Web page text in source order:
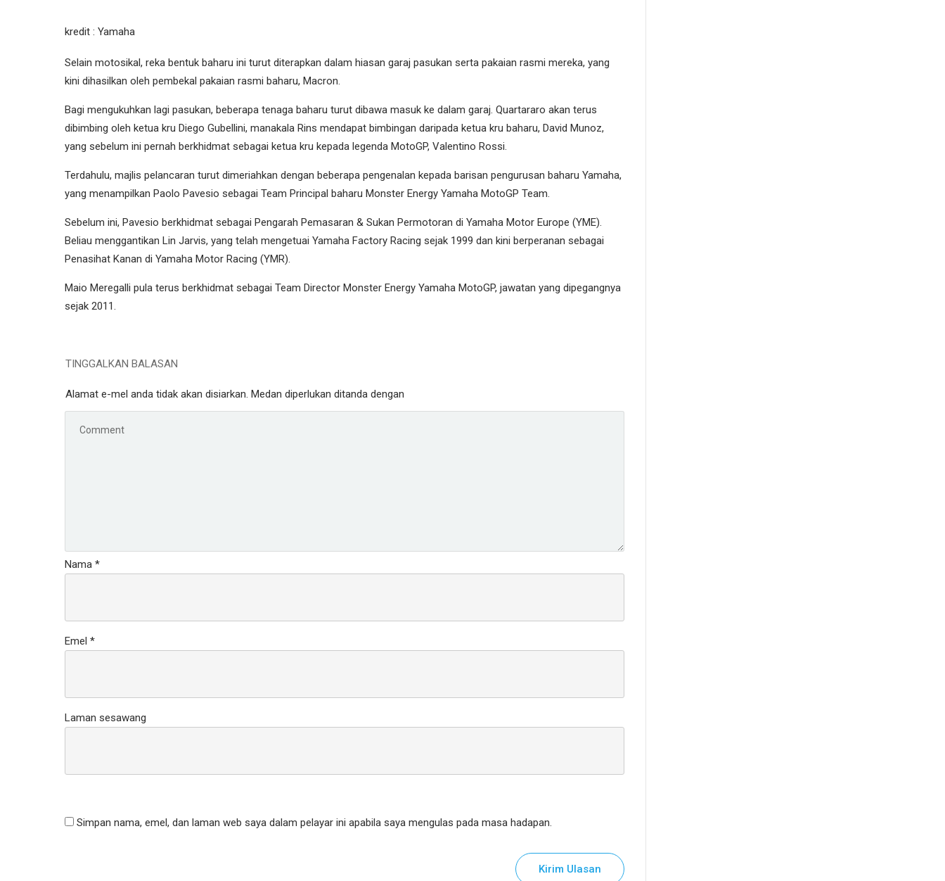
kredit : Yamaha
Selain motosikal, reka bentuk baharu ini turut diterapkan dalam hiasan garaj pasukan serta pakaian rasmi mereka, yang
kini dihasilkan oleh pembekal pakaian rasmi baharu, Macron.
Bagi mengukuhkan lagi pasukan, beberapa tenaga baharu turut dibawa masuk ke dalam garaj. Quartararo akan terus
dibimbing oleh ketua kru Diego Gubellini, manakala Rins mendapat bimbingan daripada ketua kru baharu, David Munoz,
yang sebelum ini pernah berkhidmat sebagai ketua kru kepada legenda MotoGP, Valentino Rossi.
Terdahulu, majlis pelancaran turut dimeriahkan dengan beberapa pengenalan kepada barisan pengurusan baharu Yamaha,
yang menampilkan Paolo Pavesio sebagai Team Principal baharu Monster Energy Yamaha MotoGP Team.
Sebelum ini, Pavesio berkhidmat sebagai Pengarah Pemasaran & Sukan Permotoran di Yamaha Motor Europe (YME).
Beliau menggantikan Lin Jarvis, yang telah mengetuai Yamaha Factory Racing sejak 1999 dan kini berperanan sebagai
Penasihat Kanan di Yamaha Motor Racing (YMR).
Maio Meregalli pula terus berkhidmat sebagai Team Director Monster Energy Yamaha MotoGP, jawatan yang dipegangnya
sejak 2011.
TINGGALKAN BALASAN
Alamat e-mel anda tidak akan disiarkan. Medan diperlukan ditanda dengan
Nama *
Emel *
Laman sesawang
Simpan nama, emel, dan laman web saya dalam pelayar ini apabila saya mengulas pada masa hadapan.
Kirim Ulasan